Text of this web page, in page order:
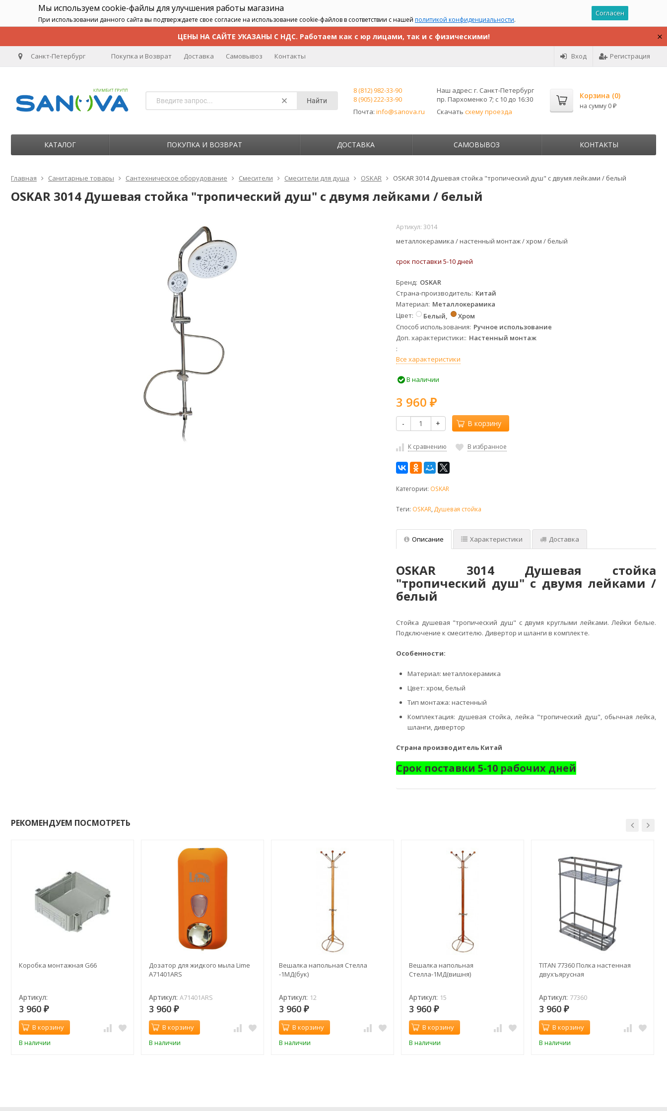
Мы используем cookie-файлы для улучшения работы магазина
При использовании данного сайта вы подтверждаете свое согласие на использование cookie-файлов в соответствии с нашей политикой конфиденциальности.
Согласен
ЦЕНЫ НА САЙТЕ УКАЗАНЫ С НДС. Работаем как с юр лицами, так и с физическими!
Санкт-Петербург Вход Регистрация
Покупка и Возврат Доставка Самовывоз Контакты
Найти
8 (812) 982-33-90
8 (905) 222-33-90
Почта: info@sanova.ru
Наш адрес: г. Санкт-Петербург
пр. Пархоменко 7; с 10 до 16:30
Скачать схему проезда
Корзина (0)
на сумму 0 ₽
КАТАЛОГ ПОКУПКА И ВОЗВРАТ ДОСТАВКА САМОВЫВОЗ КОНТАКТЫ
Главная Санитарные товары Сантехническое оборудование Смесители Смесители для душа OSKAR OSKAR 3014 Душевая стойка "тропический душ" с двумя лейками / белый
OSKAR 3014 Душевая стойка "тропический душ" с двумя лейками / белый
Артикул: 3014
металлокерамика / настенный монтаж / хром / белый
срок поставки 5-10 дней
Бренд OSKAR
Страна-производитель Китай
Материал Металлокерамика
Цвет
Белый
Хром
Способ использования Ручное использование
Доп. характеристики: Настенный монтаж
Все характеристики
В наличии
3 960 ₽
- + В корзину
К сравнению В избранное
Категории: OSKAR
Теги: OSKAR Душевая стойка
Описание Характеристики Доставка
OSKAR 3014 Душевая стойка
"тропический душ" с двумя лейками /
белый
Стойка душевая "тропический душ" с двумя круглыми лейками. Лейки белые.
Подключение к смесителю. Дивертор и шланги в комплекте.
Особенности:
Материал: металлокерамика
Цвет: хром, белый
Тип монтажа: настенный
Комплектация: душевая стойка, лейка "тропический душ", обычная лейка,
шланги, дивертор
Страна производитель Китай
Срок поставки 5-10 рабочих дней
РЕКОМЕНДУЕМ ПОСМОТРЕТЬ
Коробка монтажная G66
Артикул:
3 960 ₽
В корзину
В наличии
Дозатор для жидкого мыла Lime
A71401ARS
Артикул: A71401ARS
3 960 ₽
В корзину
В наличии
Вешалка напольная Стелла
-1МД(бук)
Артикул: 12
3 960 ₽
В корзину
В наличии
Вешалка напольная
Стелла-1МД(вишня)
Артикул: 15
3 960 ₽
В корзину
В наличии
TITAN 77360 Полка настенная
двухъярусная
Артикул: 77360
3 960 ₽
В корзину
В наличии